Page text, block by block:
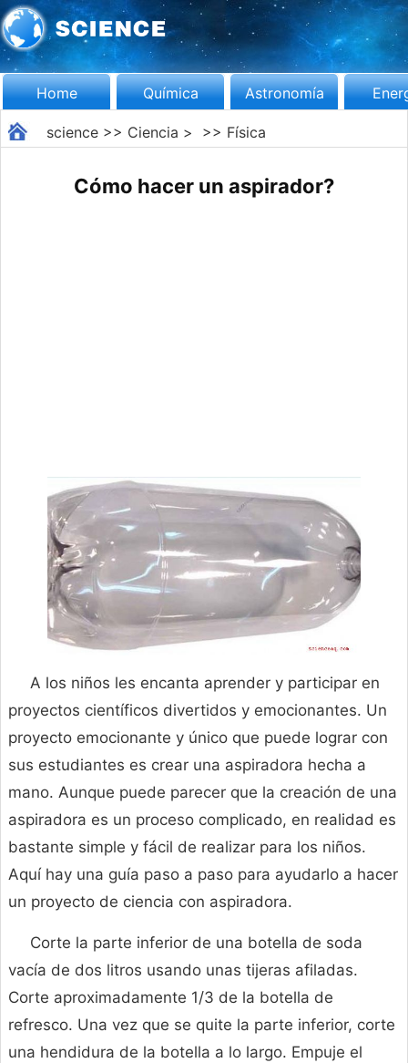
Home Química Astronomía
science>> Ciencia > >> Física
Cómo hacer un aspirador?
A los niños les encanta aprender y participar en
proyectos científicos divertidos y emocionantes. Un
proyecto emocionante y único que puede lograr con
sus estudiantes es crear una aspiradora hecha a
mano. Aunque puede parecer que la creación de una
aspiradora es un proceso complicado, en realidad es
bastante simple y fácil de realizar para los niños.
Aquí hay una guía paso a paso para ayudarlo a hacer
un proyecto de ciencia con aspiradora.
Corte la parte inferior de una botella de soda
vacía de dos litros usando unas tijeras afiladas.
Corte aproximadamente 1/3 de la botella de
refresco. Una vez que se quite la parte inferior, corte
una hendidura de la botella a lo largo. Empuje el